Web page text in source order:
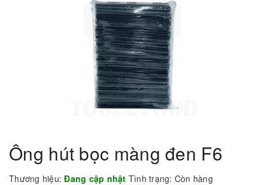
Ông hút bọc màng đen F6
Thương hiệu: Đang cập nhật Tình trạng: Còn hàng